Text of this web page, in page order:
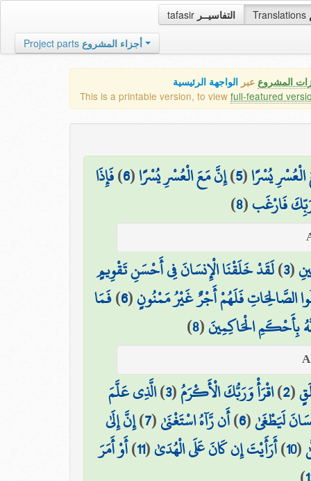
tafasir التفاسيــر Translations
Project parts أجزاء المشروع
المشروع عبر الواجهة الرئيسية
This is a printable version, to view full-featured
يُسْرًا(
5
)إِنَّ مَعَ الْعُسْرِ يُسْرًا(
6
)فَإِذَا
فَارْغَب(
8
)
(
3
)لَقَدْ خَلَقْنَا الْإِنسَانَ فِي أَحْسَنِ تَقْوِيمٍ
الصَّالِحَاتِ فَلَهُمْ أَجْرٌ غَيْرُ مَمْنُونٍ(
6
)فَمَا
بِأَحْكَمِ الْحَاكِمِينَ(
8
)
(
2
)اقْرَأْ وَرَبُّكَ الْأَكْرَمُ(
3
)الَّذِي عَلَّمَ
لَيَطْغَىٰ(
6
)أَن رَّآهُ اسْتَغْنَىٰ(
7
)إِنَّ إِلَىٰ
(
10
)أَرَأَيْتَ إِن كَانَ عَلَى الْهُدَىٰ(
11
)أَوْ أَمَرَ